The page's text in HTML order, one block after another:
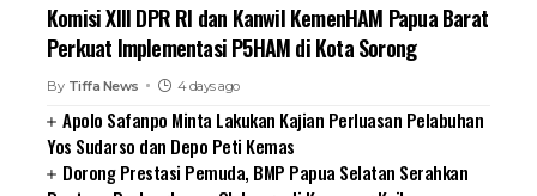
Komisi XIII DPR RI dan Kanwil KemenHAM Papua Barat
Perkuat Implementasi P5HAM di Kota Sorong
By Tiffa News 4 days ago
Apolo Safanpo Minta Lakukan Kajian Perluasan Pelabuhan
Yos Sudarso dan Depo Peti Kemas
Dorong Prestasi Pemuda, BMP Papua Selatan Serahkan